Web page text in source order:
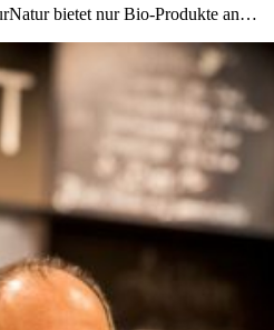
bietet nur Bio-Produkte an…